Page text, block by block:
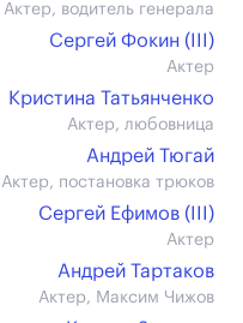
Актер, водитель генерала
Сергей Фокин (III)
Актер
Кристина Татьянченко
Актер, любовница
Андрей Тюгай
Актер, постановка трюков
Сергей Ефимов (III)
Актер
Андрей Тартаков
Актер, Максим Чижов